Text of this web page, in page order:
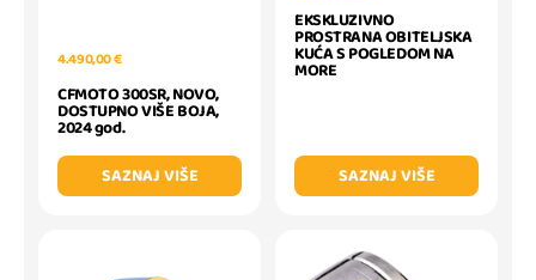
4.490,00 €
CFMOTO 300SR, NOVO,
DOSTUPNO VIŠE BOJA,
2024 god.
SAZNAJ VIŠE
EKSKLUZIVNO
PROSTRANA OBITELJSKA
KUĆA S POGLEDOM NA
MORE
SAZNAJ VIŠE